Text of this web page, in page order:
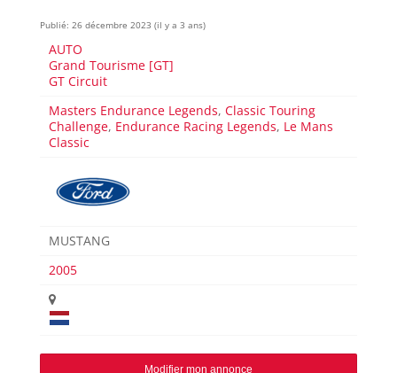
Publié: 26 décembre 2023 (il y a 3 ans)
AUTO
Grand Tourisme [GT]
GT Circuit
Masters Endurance Legends,Classic Touring
Challenge, Endurance Racing Legends, Le Mans
Classic
MUSTANG
2005
Modifier mon annonce